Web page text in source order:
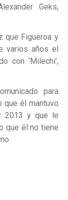
Geks,
que Figueroa y
varios años el
con ‘Milechi’,
para
que él mantuvo
2013 y que le
que él no tiene